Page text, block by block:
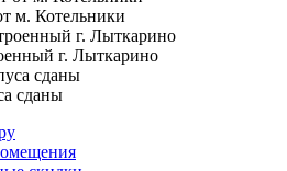
м. Котельники
г. Лыткарино
сданы